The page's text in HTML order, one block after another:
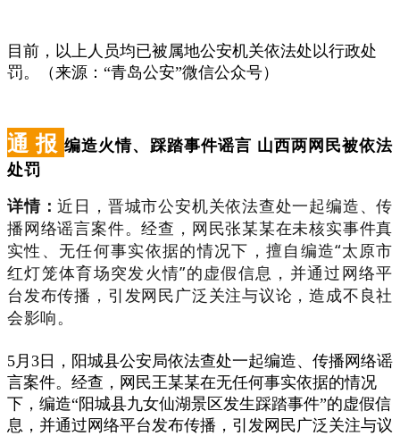
目前，以上人员均已被属地公安机关依法处以行政处
罚。（来源：“青岛公安”微信公众号）
通 报编造火情、踩踏事件谣言 山西两网民被依法
处罚
详情：近日，晋城市公安机关依法查处一起编造、传
播网络谣言案件。经查，网民张某某在未核实事件真
实性、无任何事实依据的情况下，擅自编造“太原市
红灯笼体育场突发火情”的虚假信息，并通过网络平
台发布传播，引发网民广泛关注与议论，造成不良社
会影响。
5月3日，阳城县公安局依法查处一起编造、传播网络谣
言案件。经查，网民王某某在无任何事实依据的情况
下，编造“阳城县九女仙湖景区发生踩踏事件”的虚假信
息，并通过网络平台发布传播，引发网民广泛关注与议